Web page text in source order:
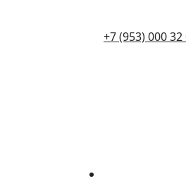
+7 (953) 000 32